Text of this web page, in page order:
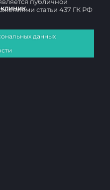
публичной
статьи 437 ГК РФ
данных